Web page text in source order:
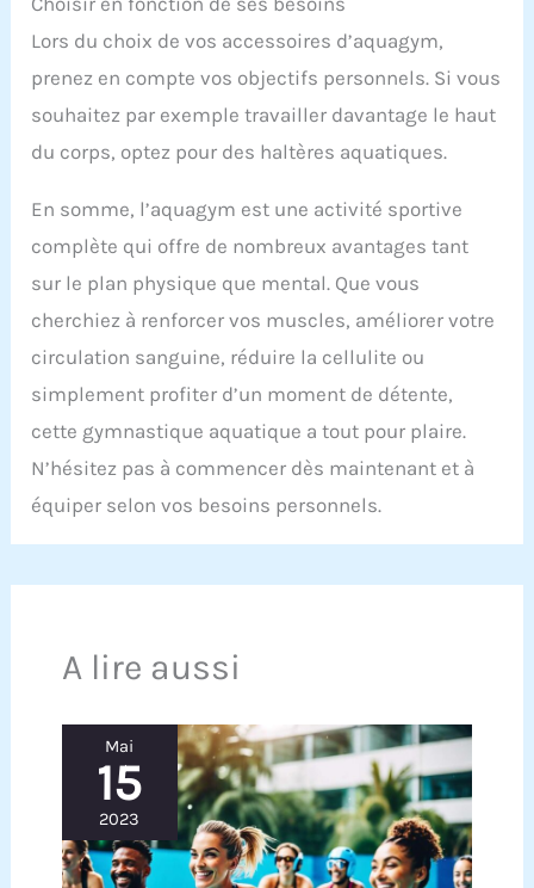
Lors du choix de vos accessoires d’aquagym,
prenez en compte vos objectifs personnels. Si vous
souhaitez par exemple travailler davantage le haut
du corps, optez pour des haltères aquatiques.
En somme, l’aquagym est une activité sportive
complète qui offre de nombreux avantages tant
sur le plan physique que mental. Que vous
cherchiez à renforcer vos muscles, améliorer votre
circulation sanguine, réduire la cellulite ou
simplement profiter d’un moment de détente,
cette gymnastique aquatique a tout pour plaire.
N’hésitez pas à commencer dès maintenant et à
équiper selon vos besoins personnels.
A lire aussi
Mai
15
2023